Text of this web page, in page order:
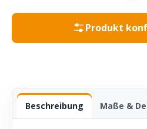
Produkt
Beschreibung Maße &